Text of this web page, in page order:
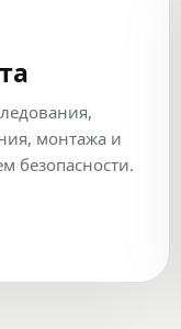
монтажа и
безопасности.